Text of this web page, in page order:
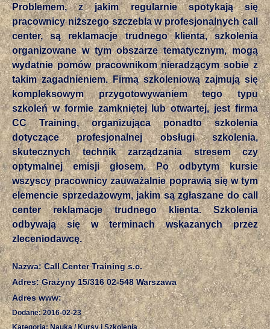
Problemem, z jakim regularnie spotykają się
pracownicy niższego szczebla w profesjonalnych call
center, są reklamacje trudnego klienta, szkolenia
organizowane w tym obszarze tematycznym, mogą
wydatnie pomów pracownikom nieradzącym sobie z
takim zagadnieniem. Firmą szkoleniową zajmują się
kompleksowym przygotowywaniem tego typu
szkoleń w formie zamkniętej lub otwartej, jest firma
CC Training, organizująca ponadto szkolenia
dotyczące profesjonalnej obsługi szkolenia,
skutecznych technik zarządzania stresem czy
optymalnej emisji głosem. Po odbytym kursie
wszyscy pracownicy zauważalnie poprawią się w tym
elemencie sprzedażowym, jakim są zgłaszane do call
center reklamacje trudnego klienta. Szkolenia
odbywają się w terminach wskazanych przez
zleceniodawcę.
Nazwa: Call Center Training s.c.
Adres: Grażyny 15/316 02-548 Warszawa
Adres www:
Dodane: 2016-02-23
Kategoria: Nauka / Kursy i Szkolenia